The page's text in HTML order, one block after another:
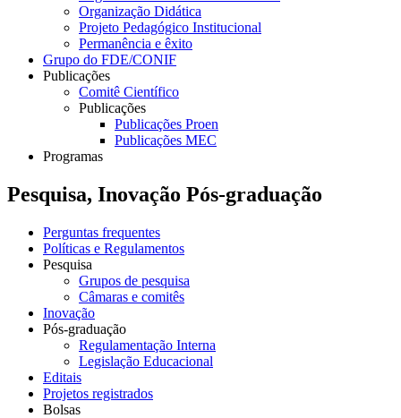
Organização Didática
Projeto Pedagógico Institucional
Permanência e êxito
Grupo do FDE/CONIF
Publicações
Comitê Científico
Publicações
Publicações Proen
Publicações MEC
Programas
Pesquisa, Inovação Pós-graduação
Perguntas frequentes
Políticas e Regulamentos
Pesquisa
Grupos de pesquisa
Câmaras e comitês
Inovação
Pós-graduação
Regulamentação Interna
Legislação Educacional
Editais
Projetos registrados
Bolsas